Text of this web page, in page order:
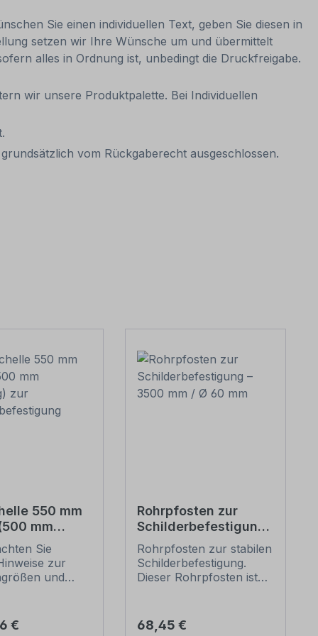
Sie einen individuellen Text, geben Sie diesen in
setzen wir Ihre Wünsche um und übermittelt
alles in Ordnung ist, unbedingt die Druckfreigabe.
wir unsere Produktpalette. Bei Individuellen
vom Rückgaberecht ausgeschlossen.
550 mm
mm
zurSie
zur
und
Preis:
€
Rohrpfosten zur
Schilderbefestigung
– 3500 mm / Ø 60
mm
Rohrpfosten zur stabilen
Schilderbefestigung.
Dieser Rohrpfosten ist
60 mm geeignet.
Regulärer Preis:
68,45 €